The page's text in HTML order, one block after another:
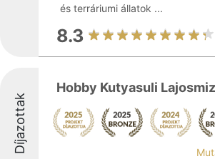
és terráriumi állatok ...
8.3
Díjazottak
Hobby Kutyasuli